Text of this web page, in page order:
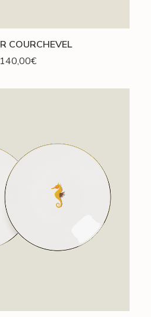
COURCHEVEL
140,00€